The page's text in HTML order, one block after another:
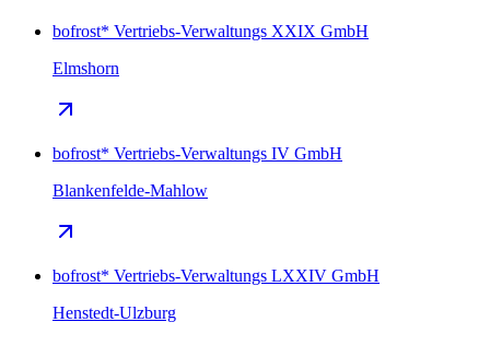
bofrost* Vertriebs-Verwaltungs XXIX GmbH
Elmshorn
bofrost* Vertriebs-Verwaltungs IV GmbH
Blankenfelde-Mahlow
bofrost* Vertriebs-Verwaltungs LXXIV GmbH
Henstedt-Ulzburg